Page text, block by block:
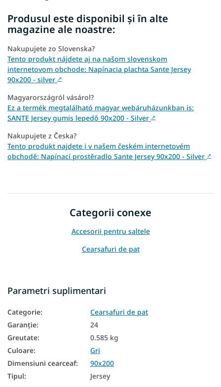
Produsul este disponibil și în alte
magazine ale noastre:
Nakupujete zo Slovenska?
Tento produkt nájdete aj na našom slovenskom
internetovom obchode: Napínacia plachta Sante Jersey
90x200 - silver ↗
Magyarországról vásárol?
Ez a termék megtalálható magyar webáruházunkban is:
SANTE Jersey gumis lepedő 90x200 - Silver ↗
Nakupujete z Česka?
Tento produkt najdete i v našem českém internetovém
obchodě: Napínací prostěradlo Sante Jersey 90x200 - Silver ↗
Categorii conexe
Accesorii pentru saltele
Cearşafuri de pat
Parametri suplimentari
Categorie:
Cearşafuri de pat
Garanţie:
24
Greutate:
0.585 kg
Culoare:
Gri
Dimensiuni cearceaf:
90x200
Tipul: Jersey